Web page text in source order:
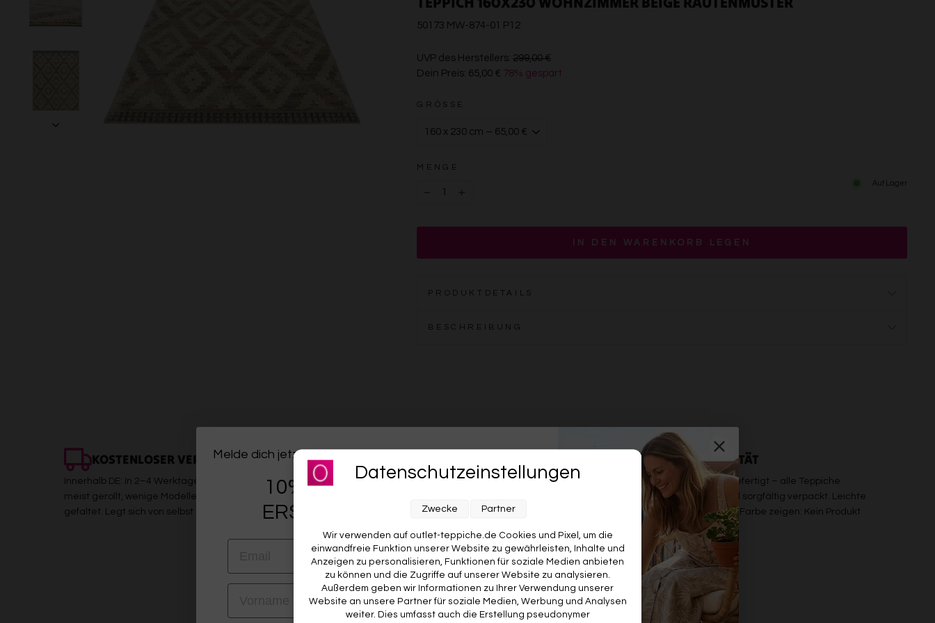
50173 MW-874-01 P12
UVP des Herstellers: 299,00 €€299,00
Dein Preis: 65,00 € 78% gespart
GRÖSSE
MENGE
Auf Lager
IN DEN WARENKORB LEGEN
PRODUKTDETAILS
BESCHREIBUNG
KOSTENLOSER VERSAND
Innerhalb DE: In 2–4 Werktagen bei dir. Sicher verpackt,
meist gerollt, wenige Modelle (z. B. Kelims) platzsparend
gefaltet. Legt sich von selbst
Rückgabe? Für dich kostenlos. Du hast 14 Tage Zeit zum
PREMIUM QUALITÄT
Ob maschinell oder handgefertigt – alle Teppiche
werden einzeln geprüft und sorgfältig verpackt. Leichte
Abweichungen in Maß oder Farbe zeigen: Kein Produkt
von der Stange.
Datenschutzeinstellungen
Wir verwenden auf outlet-teppiche.de Cookies und Pixel, um die
einwandfreie Funktion unserer Website zu gewährleisten, Inhalte und
Anzeigen zu personalisieren, Funktionen für soziale Medien anbieten
zu können und die Zugriffe auf unserer Website zu analysieren.
Außerdem geben wir Informationen zu Ihrer Verwendung unserer
Website an unsere Partner für soziale Medien, Werbung und Analysen
weiter. Dies umfasst auch die Erstellung pseudonymer
Zwecke Partner
Melde dich jetzt für unseren Newsletter an und sichere dir
10% RABATT AUF DEINE
ERSTE BESTELLUNG! 😍
EMAIL
VORNAME